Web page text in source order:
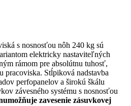
s nosnosťou nôh 240 kg sú
elektricky nastaviteľných
rámom pre absolútnu tuhosť,
pracoviska. Stĺpiková nadstavba
perfopanelov a širokú škálu
závesného systému s nosnosťou
zavesenie zásuvkovej